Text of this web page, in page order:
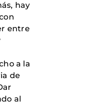
hay
entre
a la
de
al